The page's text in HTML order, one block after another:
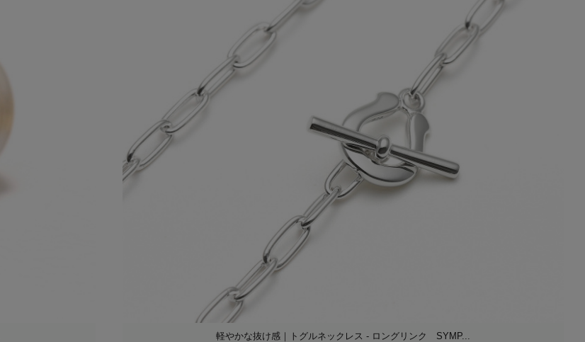
軽やかな抜け感｜トグルネックレス - ロングリンク SYMP...